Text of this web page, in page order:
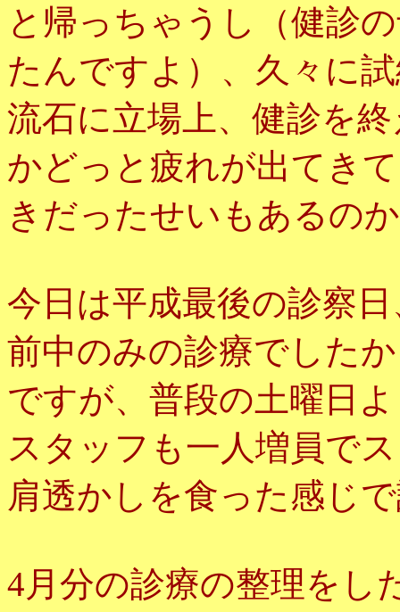
と帰っちゃうし（健診
たんですよ）、久々に
流石に立場上、健診を
かどっと疲れが出てき
きだったせいもあるの
今日は平成最後の診察
前中のみの診療でした
ですが、普段の土曜日
スタッフも一人増員で
肩透かしを食った感じ
4月分の診療の整理をし